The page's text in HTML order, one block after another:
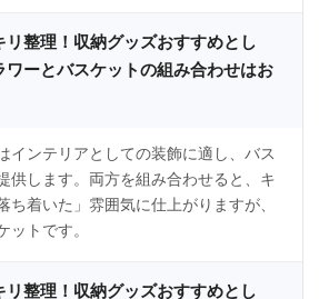
リ整理！収納グッズおすすめとし
ワーとバスケットの組み合わせはお
インテリアとしての装飾に適し、バス
供します。両方を組み合わせると、キ
ち着いた」雰囲気に仕上がりますが、
ットです。
リ整理！収納グッズおすすめとし